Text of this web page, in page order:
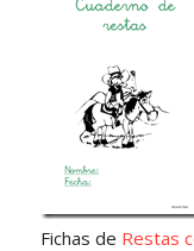
Fichas de Restas